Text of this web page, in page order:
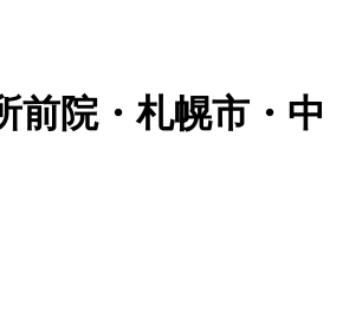
前院・札幌市・中